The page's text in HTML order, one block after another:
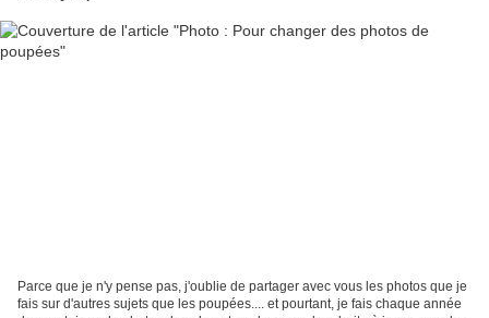
Parce que je n'y pense pas, j'oublie de partager avec vous les photos que je
fais sur d'autres sujets que les poupées.... et pourtant, je fais chaque année